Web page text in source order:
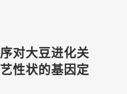
对大豆进化关
性状的基因定